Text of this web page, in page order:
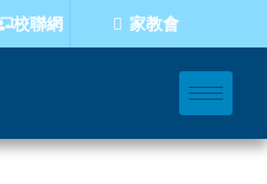
校聯網 家教會